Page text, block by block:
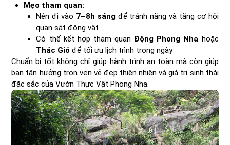
Mẹo tham quan:
Nên đi vào 7–8h sángđể tránh nắng và tăng cơ hội
quan sát động vật
Có thể kết hợp tham quan Động Phong Nha hoặc
Thác Gió để tối ưu lịch trình trong ngày
Chuẩn bị tốt không chỉ giúp hành trình an toàn mà còn giúp
bạn tận hưởng trọn vẹn vẻ đẹp thiên nhiên và giá trị sinh thái
đặc sắc của Vườn Thực Vật Phong Nha.